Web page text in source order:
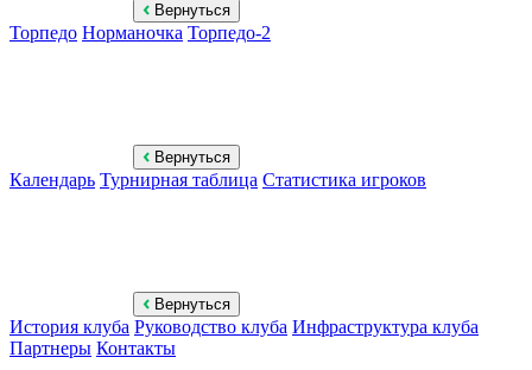
Вернуться
Торпедо Норманочка Торпедо-2
Вернуться
Календарь Турнирная таблица Статистика игроков
Вернуться
История клуба Руководство клуба Инфраструктура клуба
Партнеры Контакты